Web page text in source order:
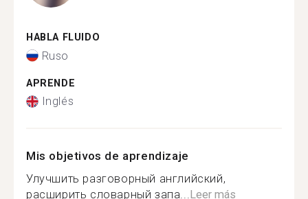
HABLA FLUIDO
Ruso
APRENDE
Inglés
Mis objetivos de aprendizaje
Улучшить разговорный английский,
расширить словарный запа...Leer más